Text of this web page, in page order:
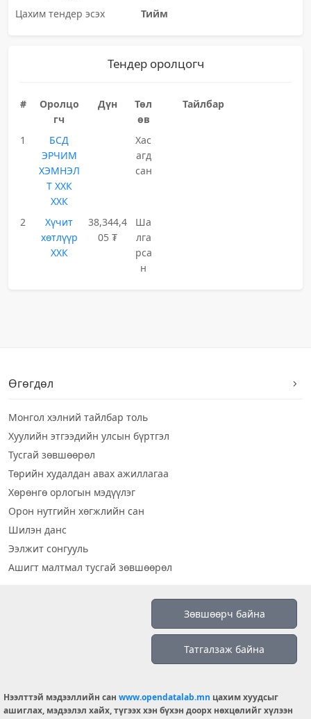
Цахим тендер эсэх
Тийм
Тендер оролцогч
#
Оролцо
гч
Дүн
Төл
өв
Тайлбар
1
БСД
ЭРЧИМ
ХЭМНЭЛ
Т ХХК
ХХК
Хас
агд
сан
2
Хүчит
хөтлүүр
ХХК
38,344,4
05 ₮
Ша
лга
рса
н
Өгөгдөл
Монгол хэлний тайлбар толь
Хуулийн этгээдийн улсын бүртгэл
Тусгай зөвшөөрөл
Төрийн худалдан авах ажиллагаа
Хөрөнгө орлогын мэдүүлэг
Орон нутгийн хөгжлийн сан
Шилэн данс
Ээлжит сонгууль
Ашигт малтмал тусгай зөвшөөрөл
info@opendatalab.mn
Зөвшөөрч байна
Татгалзаж байна
Нээлттэй мэдээллийн сан www.opendatalab.mn цахим хуудсыг
ашиглах, мэдээлэл хайх, түгээх хэн бүхэн доорх нөхцөлийг хүлээн